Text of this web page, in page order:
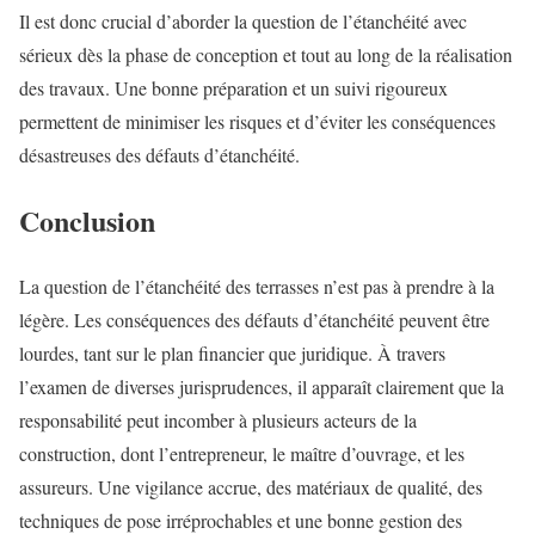
Il est donc crucial d’aborder la question de l’étanchéité avec
sérieux dès la phase de conception et tout au long de la réalisation
des travaux. Une bonne préparation et un suivi rigoureux
permettent de minimiser les risques et d’éviter les conséquences
désastreuses des défauts d’étanchéité.
Conclusion
La question de l’étanchéité des terrasses n’est pas à prendre à la
légère. Les conséquences des défauts d’étanchéité peuvent être
lourdes, tant sur le plan financier que juridique. À travers
l’examen de diverses jurisprudences, il apparaît clairement que la
responsabilité peut incomber à plusieurs acteurs de la
construction, dont l’entrepreneur, le maître d’ouvrage, et les
assureurs. Une vigilance accrue, des matériaux de qualité, des
techniques de pose irréprochables et une bonne gestion des